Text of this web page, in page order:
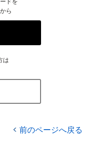
ら
は
前のページへ戻る